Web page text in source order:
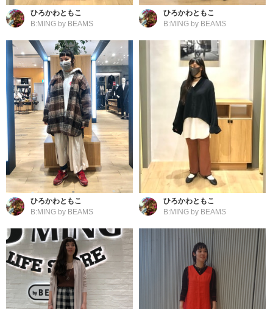
ひろかわともこ
B:MING by BEAMS
ひろかわともこ
B:MING by BEAMS
ひろかわともこ
B:MING by BEAMS
ひろかわともこ
B:MING by BEAMS